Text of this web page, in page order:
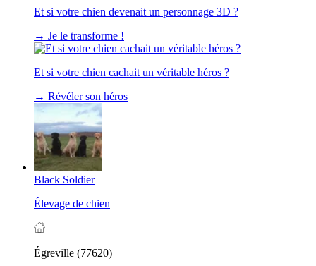
Et si votre chien devenait un personnage 3D ?
→ Je le transforme !
Et si votre chien cachait un véritable héros ?
→ Révéler son héros
Black Soldier
Élevage de chien
Égreville (77620)